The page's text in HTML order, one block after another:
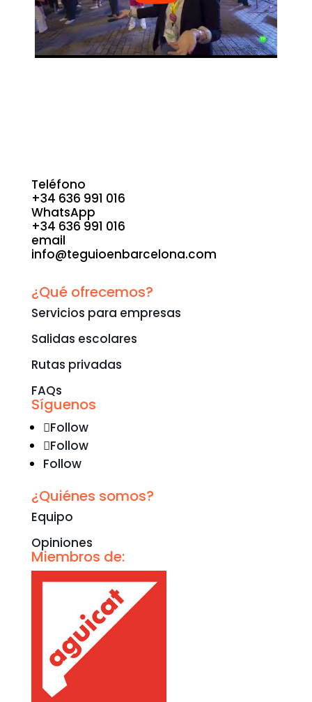
Teléfono
+34 636 991 016
WhatsApp
+34 636 991 016
email
info@teguioenbarcelona.com
¿Qué ofrecemos?
Servicios para empresas
Salidas escolares
Rutas privadas
FAQs
Síguenos
Follow
Follow
Follow
¿Quiénes somos?
Equipo
Opiniones
Miembros de: